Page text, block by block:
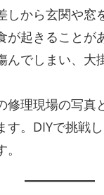
しから玄関や窓
起きることが
んでしまい、大
修理現場の写真
す。DIYで挑戦